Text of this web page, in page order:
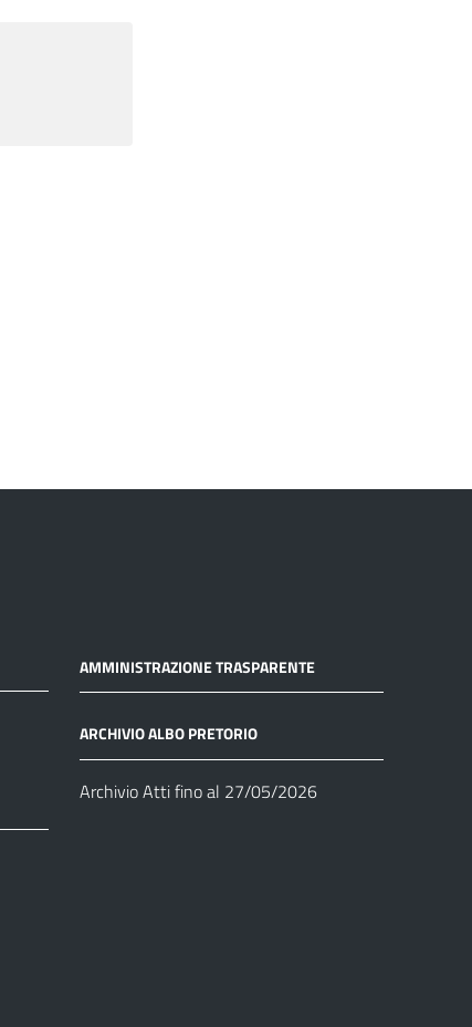
AMMINISTRAZIONE TRASPARENTE
ARCHIVIO ALBO PRETORIO
Archivio Atti fino al 27/05/2026